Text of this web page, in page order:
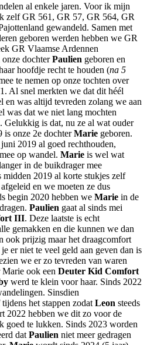
al enkele jaren. Voor ik mijn
zelf GR 561, GR 57, GR 564, GR
gewandeld. Samen met
geboren werden hebben we GR
GR Vlaamse Ardennen
dochterPaulien geboren en
hoofdje recht te houden (na 5
te nemen op onze tochten over
Al snel merkten we dat dit héél
en was altijd tevreden zolang we aan
was dat we niet lang mochten
Gelukkig is dat, nu ze al wat ouder
is onze 2e dochterMarie geboren.
2019 al goed rechthouden,
op wandel. Marie is wel wat
in de buikdrager mee
midden 2019 al korte stukjes zelf
en we moeten ze dus
begin 2020 hebben we Marie in de
Paulien gaat al sinds mei
III. Deze laatste is echt
gemakken en die kunnen we dan
ook prijzig maar het draagcomfort
er niet te veel geld aan geven dan is
we er zo tevreden van waren
ook een Deuter Kid Comfort
werd te klein voor haar. Sinds 2022
Sinsdien
tijdens het stappen zodat Leon steeds
2022 hebben we dit zo voor de
goed te lukken. Sinds 2023 worden
dat Paulien niet meer gedragen